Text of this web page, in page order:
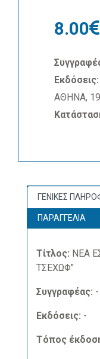
8.00
Εκδόσεις:
ΑΘΗΝΑ,
ΓΕΝΙΚΕΣ
ΠΑΡΑΓΓΕΛΙΑ
Τίτλος: ΝΕΑ
ΤΣΕΧΩΦ"
Συγγραφέας: -
Εκδόσεις: -
Τόπος